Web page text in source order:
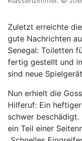
Zuletzt erreichte
gute Nachrichten
Senegal: Toiletten
fertig gestellt und
sind neue
Nun erhielt die
Hilferuf: Ein
schwer beschädigt.
ein Teil einer